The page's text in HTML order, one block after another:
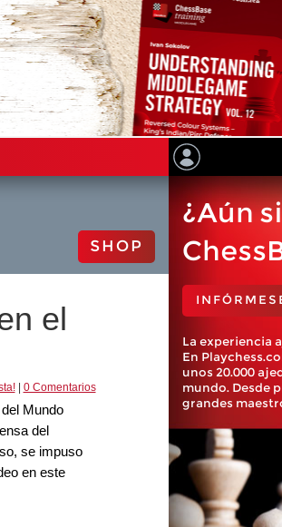
SHOP
el
| 0 Comentarios
Mundo
del
se impuso
en este
¿Aún
La experiencia
En
unos 20.000
mundo. Desde
grandes